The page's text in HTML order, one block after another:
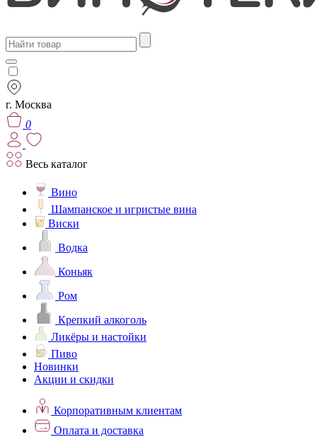
г. Москва
0
Весь каталог
Вино
Шампанское и игристые вина
Виски
Водка
Коньяк
Ром
Крепкий алкоголь
Ликёры и настойки
Пиво
Новинки
Акции и скидки
Корпоративным клиентам
Оплата и доставка